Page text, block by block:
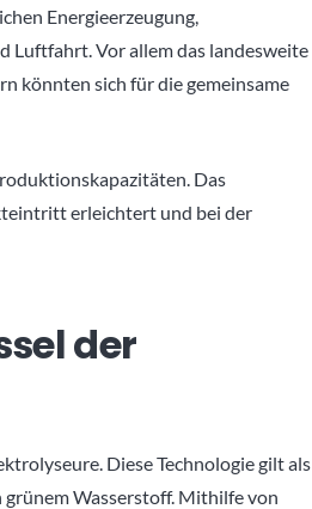
Energieerzeugung,
Luftfahrt. Vor allem das landesweite
könnten sich für die gemeinsame
Das
erleichtert und bei der
der
Diese Technologie gilt als
Wasserstoff. Mithilfe von